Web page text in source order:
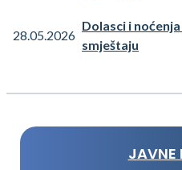
28.05.2026
Dolasci i
smještaju
JAVNE